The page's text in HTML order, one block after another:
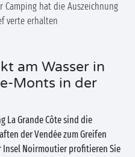
Camping hat die Auszeichnung
verte erhalten
am Wasser in
Monts in der
La Grande Côte sind die
der Vendée zum Greifen
Insel Noirmoutier profitieren Sie